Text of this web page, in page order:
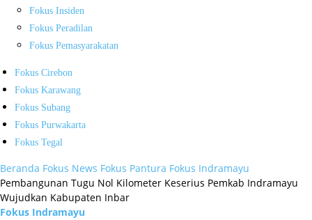
Fokus Insiden
Fokus Peradilan
Fokus Pemasyarakatan
Fokus Cirebon
Fokus Karawang
Fokus Subang
Fokus Purwakarta
Fokus Tegal
Beranda Fokus News Fokus Pantura Fokus Indramayu
Pembangunan Tugu Nol Kilometer Keserius Pemkab Indramayu
Wujudkan Kabupaten Inbar
Fokus Indramayu